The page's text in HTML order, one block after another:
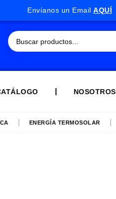
Envíanos un EmailAQUÍ
NOSOTROS
ENERGÍA TERMOSOLAR